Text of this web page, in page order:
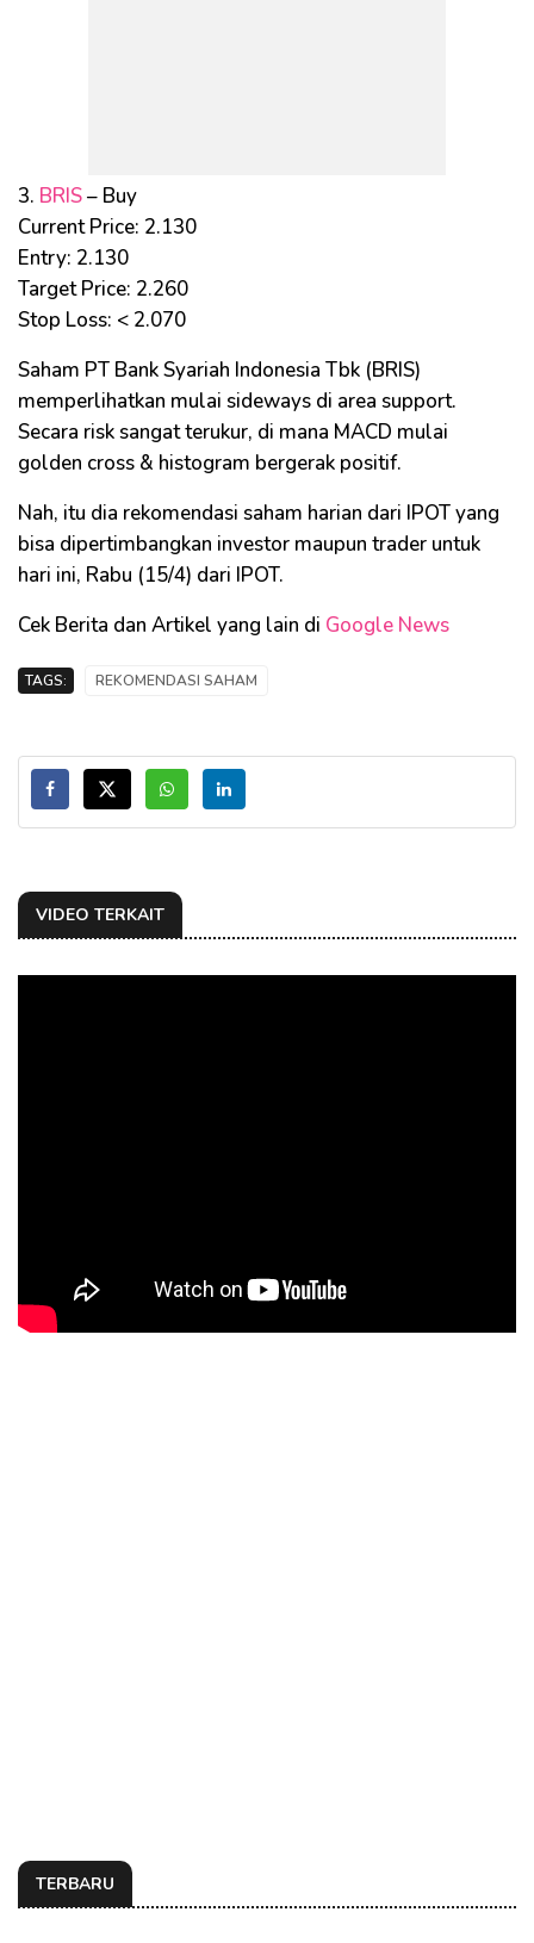
3. BRIS– Buy
Current Price: 2.130
Entry: 2.130
Target Price: 2.260
Stop Loss: < 2.070
Saham PT Bank Syariah Indonesia Tbk (BRIS)
memperlihatkan mulai sideways di area support.
Secara risk sangat terukur, di mana MACD mulai
golden cross & histogram bergerak positif.
Nah, itu dia rekomendasi saham harian dari IPOT yang
bisa dipertimbangkan investor maupun trader untuk
hari ini, Rabu (15/4) dari IPOT.
Cek Berita dan Artikel yang lain di Google News
TAGS: REKOMENDASI SAHAM
VIDEO TERKAIT
TERBARU